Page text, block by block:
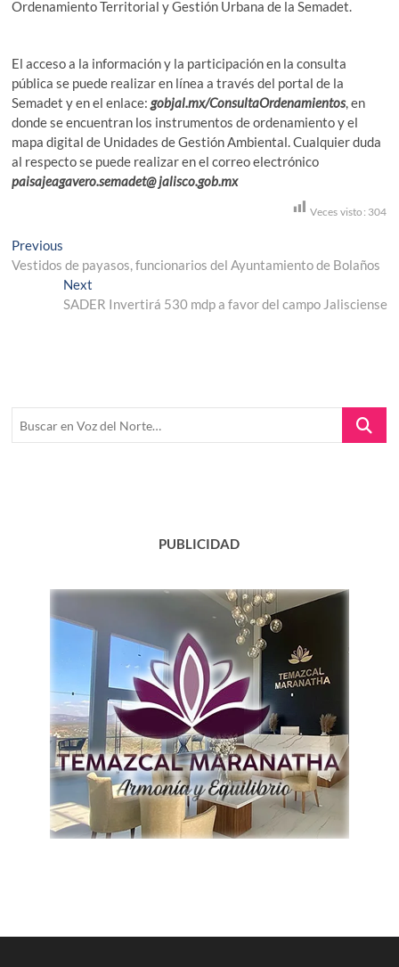
Ordenamiento Territorial y Gestión Urbana de la Semadet.
El acceso a la información y la participación en la consulta
pública se puede realizar en línea a través del portal de la
Semadet y en el enlace:gobjal.mx/ConsultaOrdenamientos, en
donde se encuentran los instrumentos de ordenamiento y el
mapa digital de Unidades de Gestión Ambiental. Cualquier duda
al respecto se puede realizar en el correo electrónico
paisajeagavero.semadet@ jalisco.gob.mx
Veces visto: 304
Navegación
de
entradas
Previous
post:
Vestidos de payasos, funcionarios del Ayuntamiento de Bolaños
NextNext
post:
SADER Invertirá 530 mdp a favor del campo Jalisciense
Buscar
PUBLICIDAD